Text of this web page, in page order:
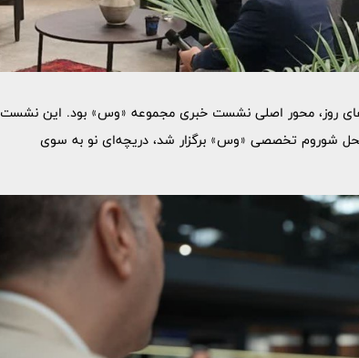
روز، محور اصلی نشست خبری مجموعه «وس» بود. این نشست
شوروم تخصصی «وس» برگزار شد، دریچه‌ای نو به سوی